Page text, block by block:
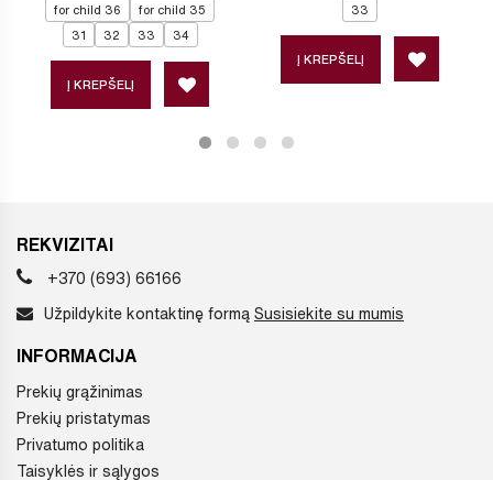
for child 36 for child 35
31 32 33 34
Į KREPŠELĮ
33
Į KREPŠELĮ
REKVIZITAI
+370 (693) 66166
Užpildykite kontaktinę formą Susisiekite su mumis
INFORMACIJA
Prekių grąžinimas
Prekių pristatymas
Privatumo politika
Taisyklės ir sąlygos